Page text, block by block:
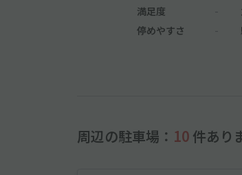
満足度
停めやすさ
周辺の駐車場： 10 件あり